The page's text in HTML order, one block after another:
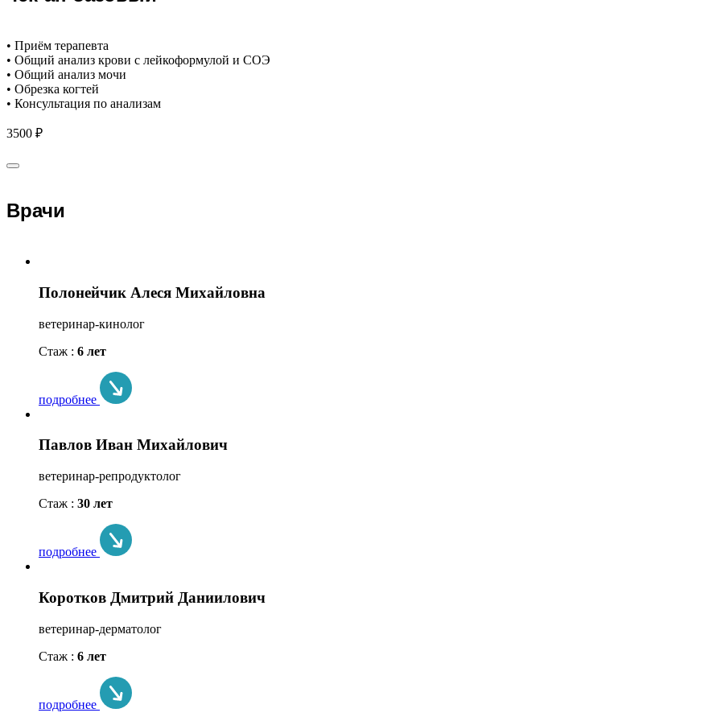
• Приём терапевта
• Общий анализ крови с лейкоформулой и СОЭ
• Общий анализ мочи
• Обрезка когтей
• Консультация по анализам
3500 ₽
Врачи
Полонейчик Алеся Михайловна
ветеринар-кинолог
Стаж : 6 лет
подробнее
Павлов Иван Михайлович
ветеринар-репродуктолог
Стаж : 30 лет
подробнее
Коротков Дмитрий Даниилович
ветеринар-дерматолог
Стаж : 6 лет
подробнее